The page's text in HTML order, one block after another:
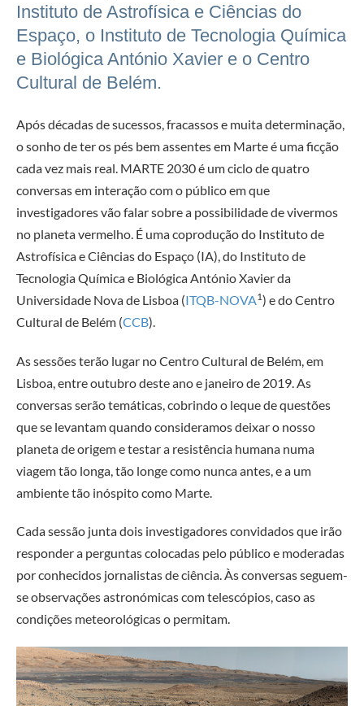
Instituto de Astrofísica e Ciências do
Espaço, o Instituto de Tecnologia Química
e Biológica António Xavier e o Centro
Cultural de Belém.
Após décadas de sucessos, fracassos e muita determinação,
o sonho de ter os pés bem assentes em Marte é uma ficção
cada vez mais real. MARTE 2030 é um ciclo de quatro
conversas em interação com o público em que
investigadores vão falar sobre a possibilidade de vivermos
no planeta vermelho. É uma coprodução do Instituto de
Astrofísica e Ciências do Espaço (IA), do Instituto de
Tecnologia Química e Biológica António Xavier da
Universidade Nova de Lisboa (ITQB-NOVA1) e do Centro
Cultural de Belém (CCB).
As sessões terão lugar no Centro Cultural de Belém, em
Lisboa, entre outubro deste ano e janeiro de 2019. As
conversas serão temáticas, cobrindo o leque de questões
que se levantam quando consideramos deixar o nosso
planeta de origem e testar a resistência humana numa
viagem tão longa, tão longe como nunca antes, e a um
ambiente tão inóspito como Marte.
Cada sessão junta dois investigadores convidados que irão
responder a perguntas colocadas pelo público e moderadas
por conhecidos jornalistas de ciência. Às conversas seguem-
se observações astronómicas com telescópios, caso as
condições meteorológicas o permitam.